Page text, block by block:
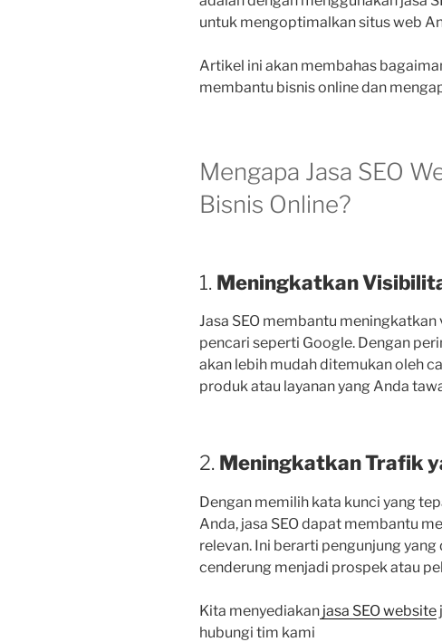
untuk mengoptimalkan situs web
Artikel ini akan membahas
membantu bisnis online dan
Mengapa Jasa SEO
Bisnis Online?
1. Meningkatkan
Jasa SEO membantu
pencari seperti Google. Dengan
akan lebih mudah ditemukan oleh
produk atau layanan yang Anda
2. Meningkatkan Trafik
Dengan memilih kata kunci yang
Anda, jasa SEO dapat membantu
relevan. Ini berarti pengunjung
cenderung menjadi prospek atau
Kita menyediakan jasa SEO website
hubungi tim kami